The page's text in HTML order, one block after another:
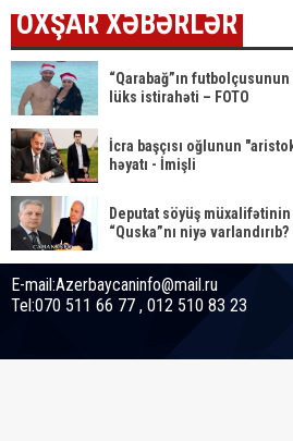
OXŞAR XƏBƏRLƏR
“Qarabağ”ın futbolçusunun
lüks istirahəti – FOTO
İcra başçısı oğlunun
həyatı - İmişli
Deputat söyüş
“Quska”nı niyə
E-mail:Azerbaycaninfo@mail.ru
Tel:070 511 66 77 , 012 510 83 23